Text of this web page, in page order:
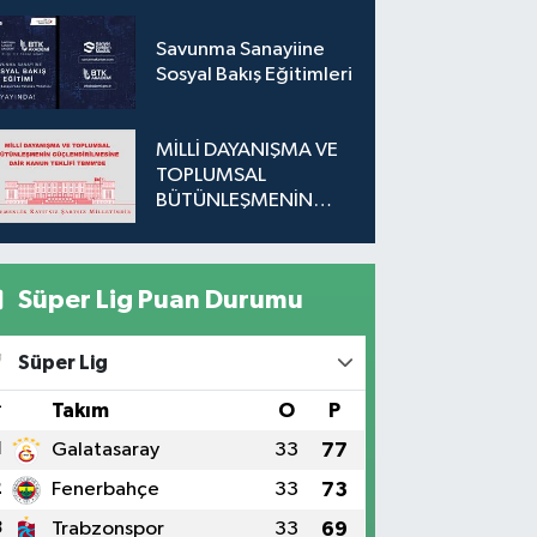
Savunma Sanayiine
Sosyal Bakış Eğitimleri
MİLLİ DAYANIŞMA VE
TOPLUMSAL
BÜTÜNLEŞMENİN
Süper Lig Puan Durumu
Süper Lig
Takım O P
Galatasaray 33 77
Fenerbahçe 33 73
Trabzonspor 33 69